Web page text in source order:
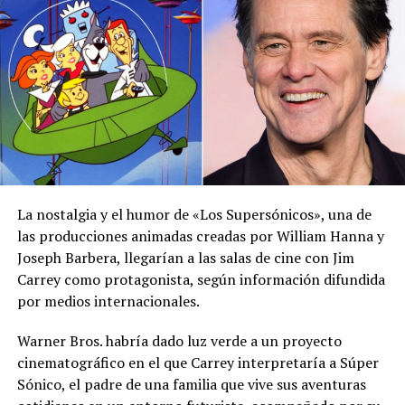
CÉLULAS CEREBRALES HUMANAS
CÉLULAS MADRE
CHIP BIOLÓGICO
CHIP DE SILICIO
CL1
CORTICAL LABS
DONACIÓN DE SANGRE
INTELIGENCIA ARTIFICIAL
INVESTIGACIÓN AUSTRALIANA
NEURONAS HUMANAS
ORDENADOR BIOLÓGICO
REDES NEURONALES
TECNOLOGÍA INNOVADORA
VIDEOJUEGO DOOM
VIDEOJUEGO PONG
UP NEXT
Meteoro explota sobre el noreste de Estados Unidos y
genera fuertes estruendos
Siete reos mueren tras enfrentamiento en cárcel de
Culiacán, Sinaloa
red social X.
El ministerio agregó que, pese a la presencia del polvo
del Sahara, se esperan lluvias durante los próximos días,
por lo que pidió a la población mantenerse atenta a la
información oficial sobre las condiciones
meteorológicas.
Las autoridades reiteraron el llamado a consultar los
canales oficiales del MARN y adoptar las medidas de
prevención necesarias para reducir los efectos de este
fenómeno atmosférico, especialmente entre las
personas con mayor riesgo de complicaciones de salud.
La nostalgia y el humor de «Los Supersónicos», una de
las producciones animadas creadas por William Hanna y
Joseph Barbera, llegarían a las salas de cine con Jim
Carrey como protagonista, según información difundida
por medios internacionales.
Warner Bros. habría dado luz verde a un proyecto
cinematográfico en el que Carrey interpretaría a Súper
Sónico, el padre de una familia que vive sus aventuras